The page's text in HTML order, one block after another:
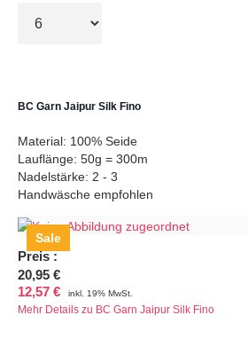
BC Garn Jaipur Silk Fino
Material: 100% Seide
Lauflänge: 50g = 300m
Nadelstärke: 2 - 3
Handwäsche empfohlen
Sale
Preis:
20,95 €
12,57 €
inkl. 19% MwSt.
Mehr Details zu BC Garn Jaipur Silk Fino